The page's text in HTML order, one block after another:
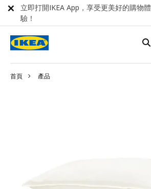
首頁 產品
立即打開IKEA App，享受更美好的購物體
驗！